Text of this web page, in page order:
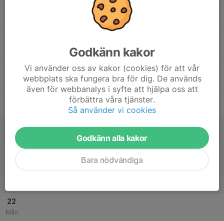
Södra Berget
Lör
22
Mån
Godkänn kakor
Vi använder oss av kakor (cookies) för att vår
webbplats ska fungera bra för dig. De används
även för webbanalys i syfte att hjälpa oss att
förbättra våra tjänster.
Så använder vi cookies
Godkänn alla kakor
Bara nödvändiga